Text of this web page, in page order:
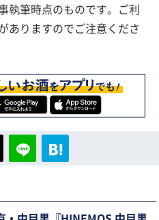
執筆時点のものです。ご利
ありますのでご注意くださ